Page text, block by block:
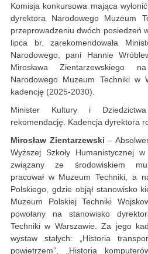
Komisja konkursowa mająca
dyrektora Narodowego Muzeum
przeprowadzeniu dwóch posiedzeń
lipca br. zarekomendowała
Narodowego, pani Hannie
Mirosława Zientarzewskiego
Narodowego Muzeum Techniki w
kadencję (2025-2030).
Minister Kultury i Dziedzictwa
rekomendację. Kadencja dyrektora
Mirosław Zientarzewski –
Wyższej Szkoły Humanistycznej
związany ze środowiskiem
pracował w Muzeum Techniki, a
Polskiego, gdzie objął stanowisko
Muzeum Polskiej Techniki
powołany na stanowisko
Techniki w Warszawie. Za jego
wystaw stałych: „Historia
powietrzem”, „Historia